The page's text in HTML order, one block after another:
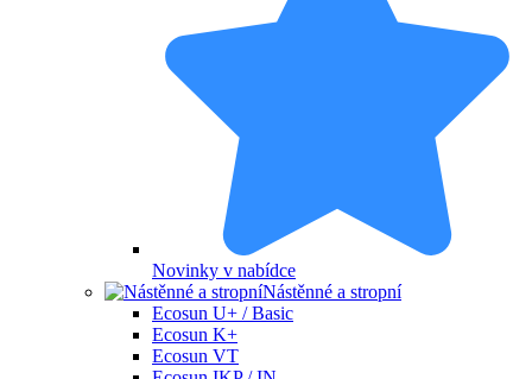
Novinky v nabídce
Nástěnné a stropní
Ecosun U+ / Basic
Ecosun K+
Ecosun VT